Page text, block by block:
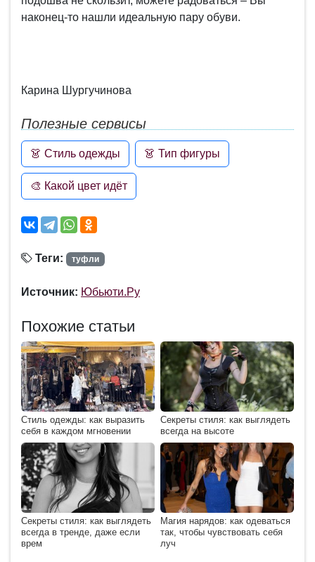
наконец-то нашли идеальную пару обуви.
Карина Шургучинова
Полезные сервисы
👗 Стиль одежды 👗 Тип фигуры
🎨 Какой цвет идёт
Теги: туфли
Источник: Юбьюти.Ру
Похожие статьи
Стиль одежды: как выразить
себя в каждом мгновении
Секреты стиля: как выглядеть
всегда на высоте
Секреты стиля: как выглядеть
всегда в тренде, даже если
врем
Магия нарядов: как одеваться
так, чтобы чувствовать себя
луч